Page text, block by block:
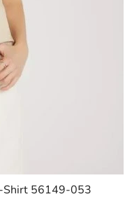
Shirt 56149-053